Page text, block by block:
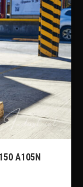
A105N